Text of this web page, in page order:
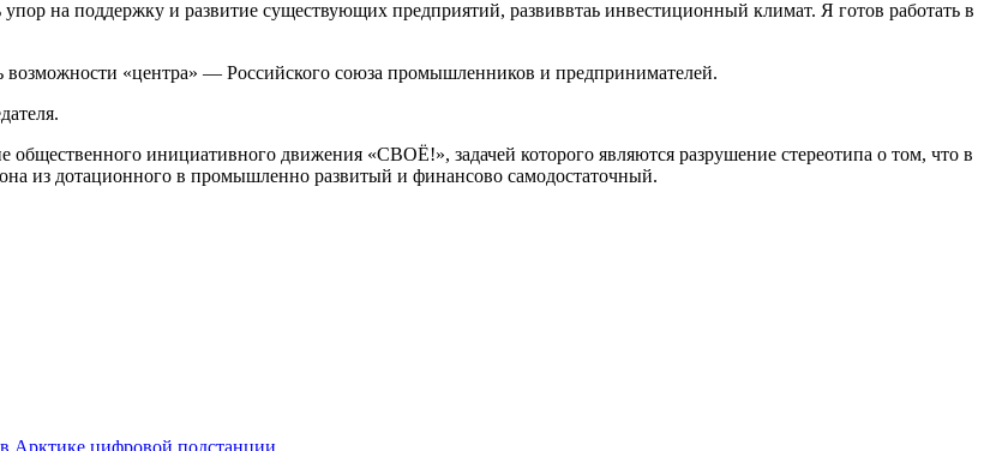
на поддержку и развитие существующих предприятий, развиввтаь инвестиционный климат. Я готов работать в
«центра» — Российского союза промышленников и предпринимателей.
инициативного движения «СВОЁ!», задачей которого являются разрушение стереотипа о том, что в
из дотационного в промышленно развитый и финансово самодостаточный.
Арктике цифровой подстанции